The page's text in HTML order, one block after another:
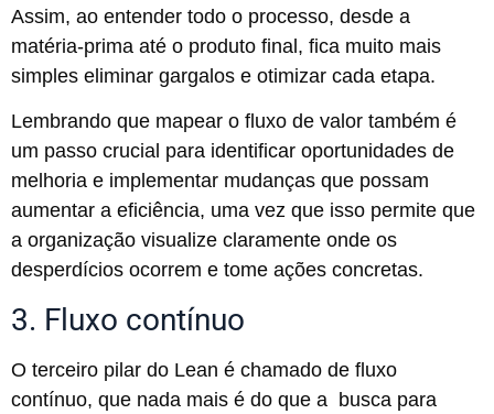
Assim, ao entender todo o processo, desde a
matéria-prima até o produto final, fica muito mais
simples eliminar gargalos e otimizar cada etapa.
Lembrando que mapear o fluxo de valor também é
um passo crucial para identificar oportunidades de
melhoria e implementar mudanças que possam
aumentar a eficiência, uma vez que isso permite que
a organização visualize claramente onde os
desperdícios ocorrem e tome ações concretas.
3. Fluxo contínuo
O terceiro pilar do Lean é chamado de fluxo
contínuo, que nada mais é do que a busca para